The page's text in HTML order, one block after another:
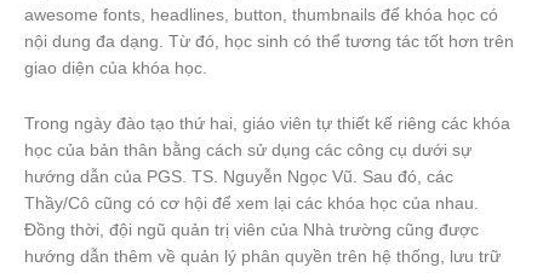
awesome fonts, headlines, button, thumbnails để khóa học có
nội dung đa dạng. Từ đó, học sinh có thể tương tác tốt hơn trên
giao diện của khóa học.
Trong ngày đào tạo thứ hai, giáo viên tự thiết kế riêng các khóa
học của bản thân bằng cách sử dụng các công cụ dưới sự
hướng dẫn của PGS. TS. Nguyễn Ngọc Vũ. Sau đó, các
Thầy/Cô cũng có cơ hội để xem lại các khóa học của nhau.
Đồng thời, đội ngũ quản trị viên của Nhà trường cũng được
hướng dẫn thêm về quản lý phân quyền trên hệ thống, lưu trữ